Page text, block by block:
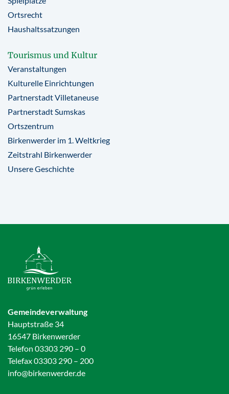
Ortsrecht
Haushaltssatzungen
Tourismus und Kultur
Veranstaltungen
Kulturelle Einrichtungen
Partnerstadt Villetaneuse
Partnerstadt Sumskas
Ortszentrum
Birkenwerder im 1. Weltkrieg
Zeitstrahl Birkenwerder
Unsere Geschichte
Gemeindeverwaltung
Hauptstraße 34
16547 Birkenwerder
Telefon 03303 290 – 0
Telefax 03303 290 – 200
info@birkenwerder.de